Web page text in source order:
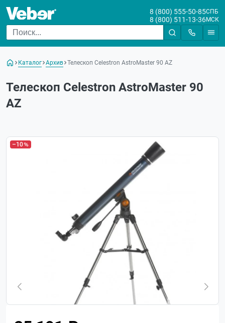
8 (800) 555-50-85СПБ
8 (800) 511-13-36МСК
Каталог Архив Телескоп Celestron AstroMaster 90 AZ
Телескоп Celestron AstroMaster 90
AZ
–10